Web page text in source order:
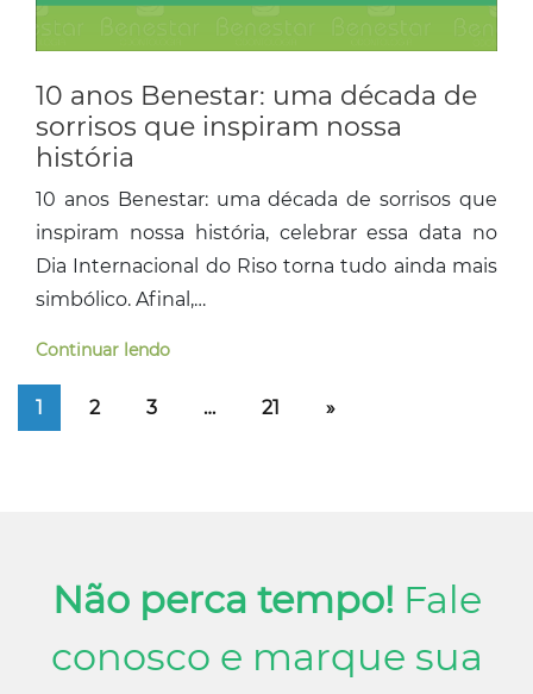
10 anos Benestar: uma década de
sorrisos que inspiram nossa
história
10 anos Benestar: uma década de sorrisos que
inspiram nossa história, celebrar essa data no
Dia Internacional do Riso torna tudo ainda mais
simbólico. Afinal,…
Continuar lendo
1 2 3 … 21 »
Não perca tempo! Fale
conosco e marque sua